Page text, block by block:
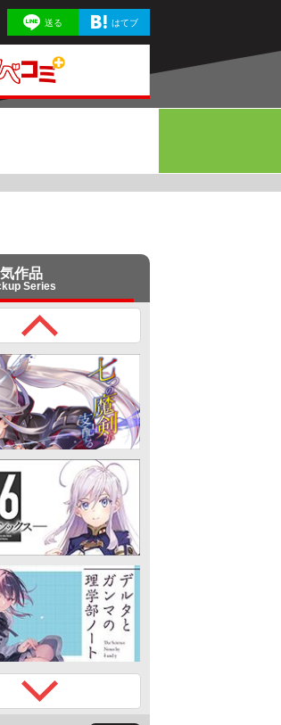
送る はてブ
作品
Series